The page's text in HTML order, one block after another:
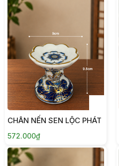
CHÂN NẾN SEN LỘC PHÁT
572.000₫